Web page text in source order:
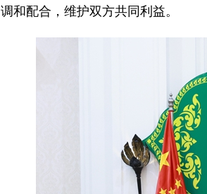
调和配合，维护双方共同利益。